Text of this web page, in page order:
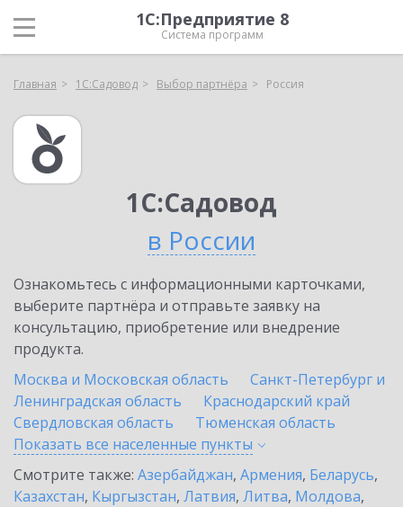
1С:Предприятие 8
Система программ
Главная 1С:Садовод Выбор партнёра Россия
1С:Садовод
в России
Ознакомьтесь с информационными карточками,
выберите партнёра и отправьте заявку на
консультацию, приобретение или внедрение
продукта.
Москва и Московская область
Санкт-Петербург и
Ленинградская область
Краснодарский край
Свердловская область
Тюменская область
Показать все населенные пункты
Смотрите также: Азербайджан, Армения, Беларусь,
Казахстан, Кыргызстан, Латвия, Литва, Молдова,